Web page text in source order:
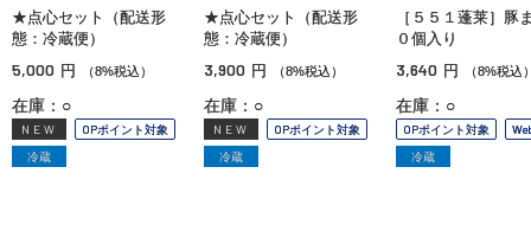
★点心セット（配送形
態：冷蔵便）
5,000 円 （8%税込）
在庫：○
NEW
OPポイント対象
冷蔵
★点心セット（配送形
態：冷蔵便）
3,900 円 （8%税込）
在庫：○
NEW
OPポイント対象
冷蔵
［５５１蓬莱］豚
０個入り
3,640 円 （8%税込
在庫：○
OPポイント対象
冷蔵